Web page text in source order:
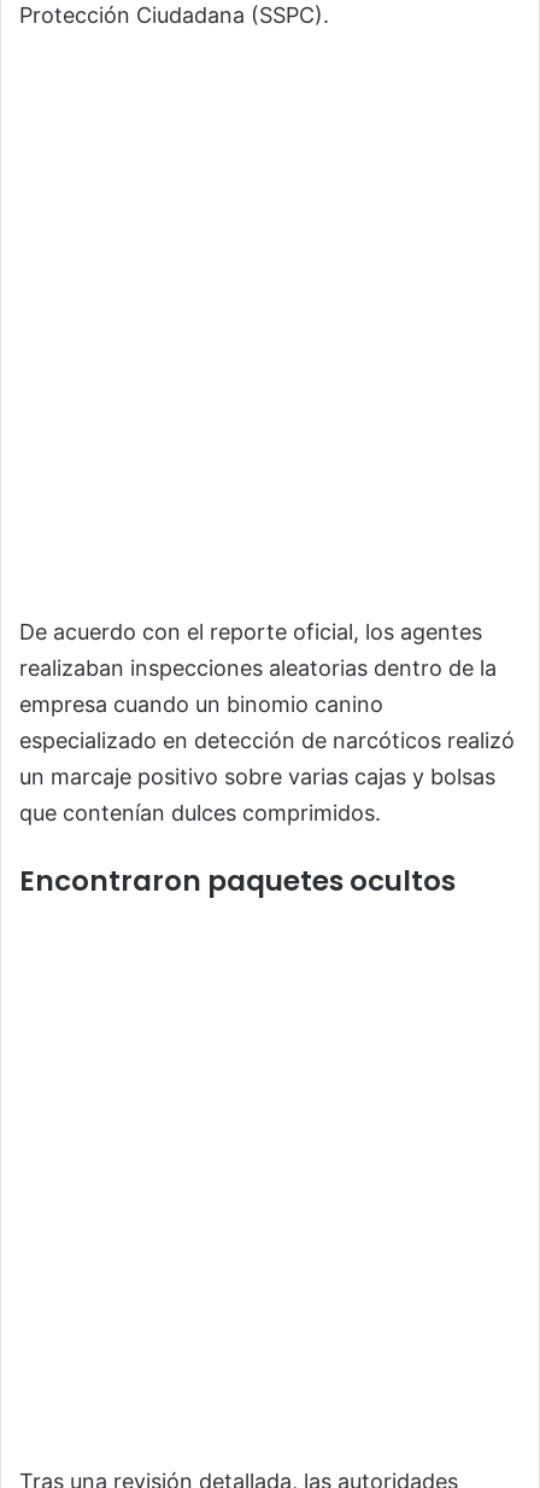
Protección Ciudadana (SSPC).
De acuerdo con el reporte oficial, los agentes
realizaban inspecciones aleatorias dentro de la
empresa cuando un binomio canino
especializado en detección de narcóticos realizó
un marcaje positivo sobre varias cajas y bolsas
que contenían dulces comprimidos.
Encontraron paquetes ocultos
Tras una revisión detallada, las autoridades